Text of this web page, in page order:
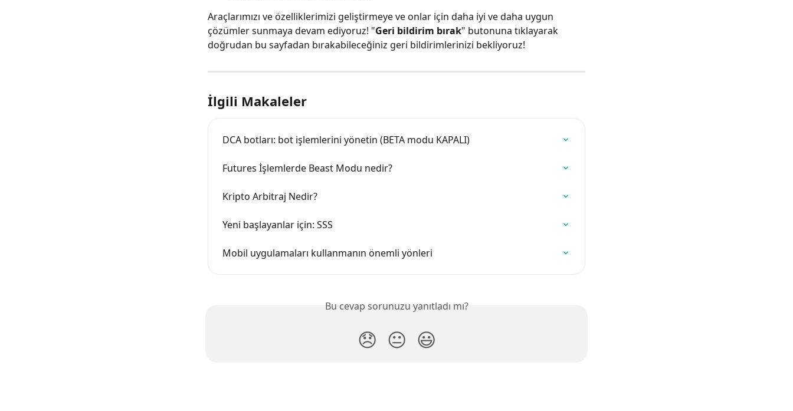
Araçlarımızı ve özelliklerimizi geliştirmeye ve onlar için daha iyi ve daha uygun
çözümler sunmaya devam ediyoruz! "Geri bildirim bırak" butonuna tıklayarak
doğrudan bu sayfadan bırakabileceğiniz geri bildirimlerinizi bekliyoruz!
İlgili Makaleler
DCA botları: bot işlemlerini yönetin (BETA modu KAPALI)
Futures İşlemlerde Beast Modu nedir?
Kripto Arbitraj Nedir?
Yeni başlayanlar için: SSS
Mobil uygulamaları kullanmanın önemli yönleri
Bu cevap sorunuzu yanıtladı mı?
😞 😐 😃